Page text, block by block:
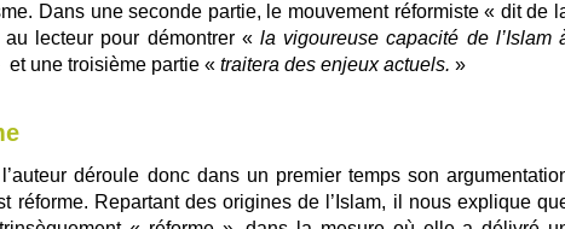
Dans une seconde partie, le mouvement réformiste « dit de
lecteur pour démontrer « la vigoureuse capacité de l’Islam
une troisième partie « traitera des enjeux actuels. »
déroule donc dans un premier temps son
réforme. Repartant des origines de l’Islam, il nous explique